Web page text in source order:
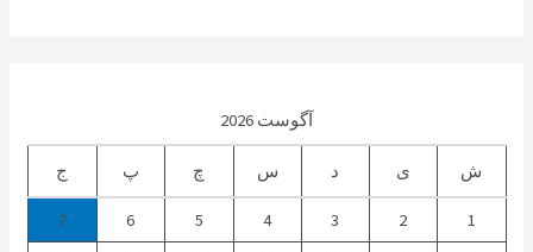
آگوست 2026
ش ی د س چ پ ج
1
2
3
4
5
6
7